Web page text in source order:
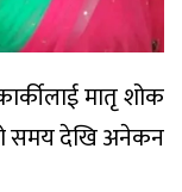
मातृ शोक
समय देखि अनेकन